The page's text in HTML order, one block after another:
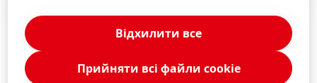
1 / 15
Відхилити все
Прийняти всі файли сookie